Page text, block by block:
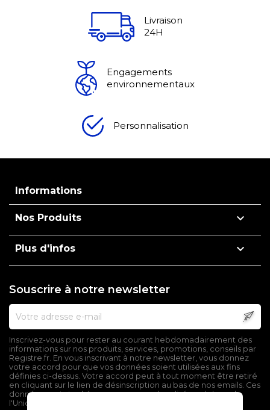
Livraison
24H
Engagements
environnementaux
Personnalisation
Informations
Nos Produits 
Plus d'infos 
Souscrire à notre newsletter
Inscrivez-vous pour rester au courant hebdomadairement des
informations sur nos produits, services, promotions, conseils par
Registre.fr. En vous inscrivant à notre newsletter, vous donnez
votre accord pour que vos données soient utilisées aux fins
définies ci-dessus. Votre accord peut à tout moment être retiré
en cliquant sur le lien de désinscription au bas de nos emails. Ces
données sont stockées sur un serveur localisé en dehors de
l'Union Européenne.